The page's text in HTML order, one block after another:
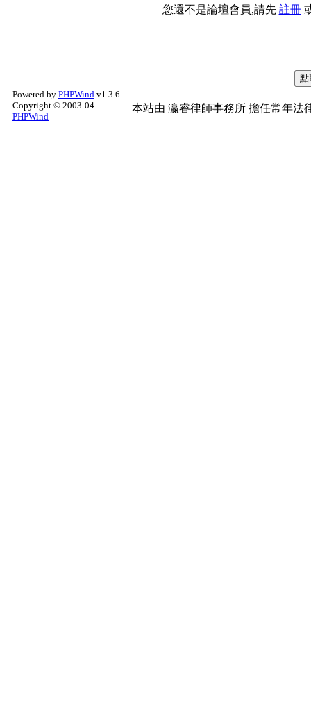
您還不是論壇會員,請先 註冊
Powered by PHPWind v1.3.6
Copyright © 2003-04
PHPWind
本站由 瀛睿律師事務所 擔任常年法